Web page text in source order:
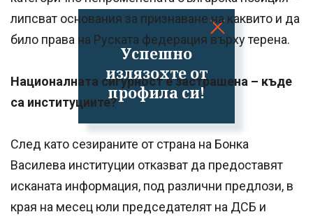
Успешно
излязохте от
профила си!
липсват основания за признаване на каквито и да
било права на Руската федерация върху терена.
Националната сигурност е застрашена – къде
са институциите?
След като сезираните от страна на Бонка
Василева институции отказват да предоставят
исканата информация, под различни предлози, в
края на месец юли председателят на ДСБ и